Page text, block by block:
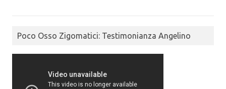
Poco Osso Zigomatici: Testimonianza Angelino